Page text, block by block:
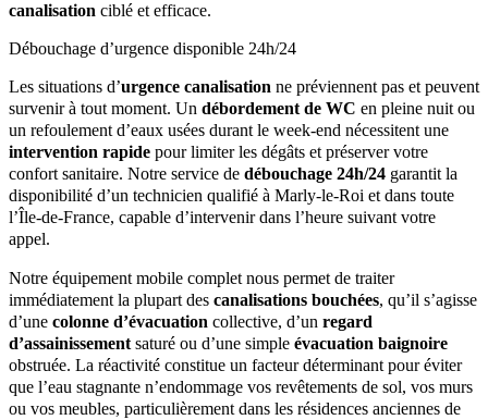
canalisation ciblé et efficace.
Débouchage d’urgence disponible 24h/24
Les situations d’urgence canalisation ne préviennent pas et peuvent
survenir à tout moment. Un débordement de WC en pleine nuit ou
un refoulement d’eaux usées durant le week-end nécessitent une
intervention rapide pour limiter les dégâts et préserver votre
confort sanitaire. Notre service de débouchage 24h/24 garantit la
disponibilité d’un technicien qualifié à Marly-le-Roi et dans toute
l’Île-de-France, capable d’intervenir dans l’heure suivant votre
appel.
Notre équipement mobile complet nous permet de traiter
immédiatement la plupart des canalisations bouchées, qu’il s’agisse
d’une colonne d’évacuation collective, d’un regard
d’assainissement saturé ou d’une simple évacuation baignoire
obstruée. La réactivité constitue un facteur déterminant pour éviter
que l’eau stagnante n’endommage vos revêtements de sol, vos murs
ou vos meubles, particulièrement dans les résidences anciennes de